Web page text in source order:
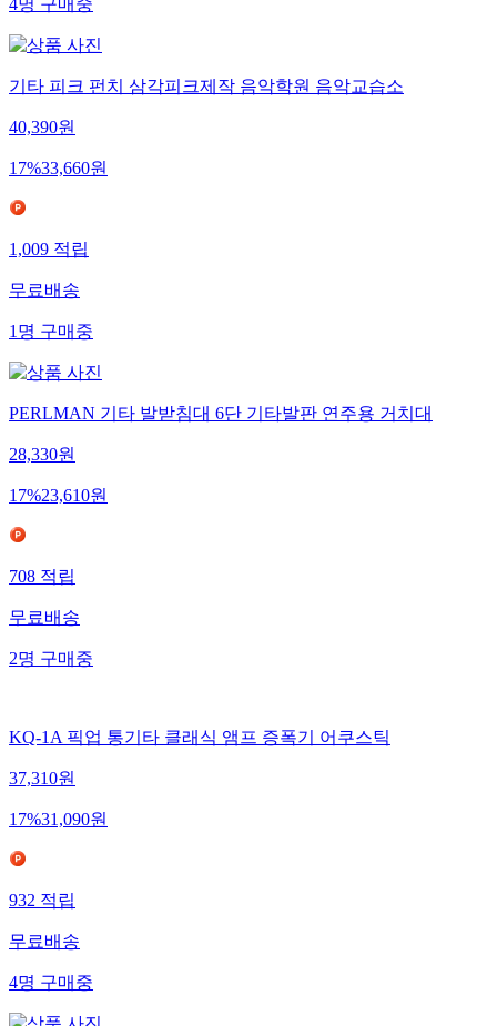
4명구매중
기타 피크 펀치 삼각피크제작 음악학원 음악교습소
40,390원
17%33,660원
1,009적립
무료배송
1명구매중
PERLMAN 기타 발받침대 6단 기타발판 연주용 거치대
28,330원
17%23,610원
708적립
무료배송
2명구매중
KQ-1A 픽업 통기타 클래식 앰프 증폭기 어쿠스틱
37,310원
17%31,090원
932적립
무료배송
4명구매중